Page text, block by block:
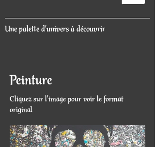
Une palette d'univers à découvrir
Peinture
Cliquez sur l'image pour voir le format
original